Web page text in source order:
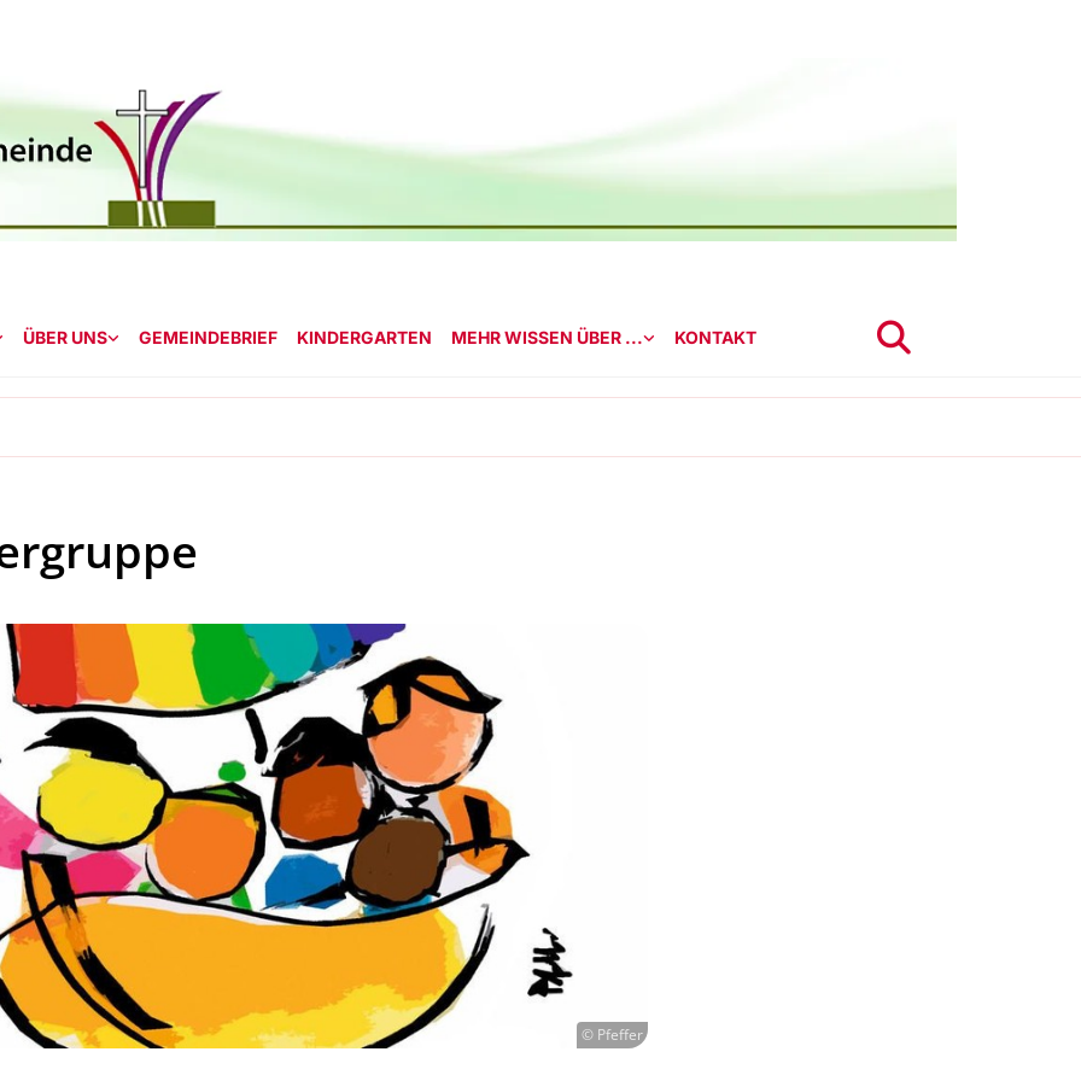
ÜBER UNS GEMEINDEBRIEF KINDERGARTEN MEHR WISSEN ÜBER ... KONTAKT
© Pfeffer